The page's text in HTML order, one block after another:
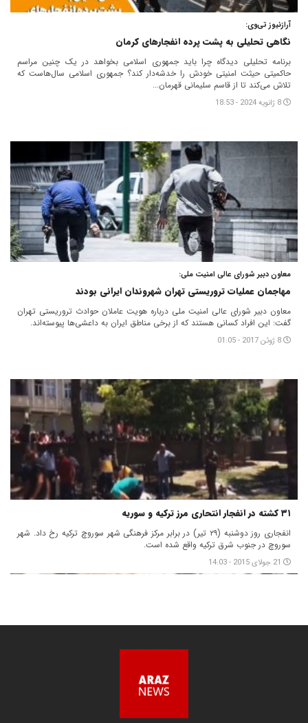
آرازنیوز تی‌وی:
نگاهی تحلیلی به پشت پرده انفجارهای کرمان
برنامه تحلیلی دیدگاه چرا باید جمهوری اسلامی بخواهد در یک چنین مراسم
حاکمیتی حیثت امنیتی خودش را خدشه‌دار کند؟ جمهوری اسلامی سال‌هاست که
تلاش می‌کند تا از قاسم سلیمانی قهرمان...
8 ژانویه 2024 - 18:53
معاون دبیر شورای عالی امنیت ملی:
مهاجمان عملیات تروریستی تهران شهروندان ایرانی بودند
معاون دبیر شورای عالی امنیت ملی درباره هویت عاملان حوادث تروریستی تهران
گفت: این افراد کسانی هستند که از برخی مناطق ایران به داعشی‌ها پیوسته‌اند.
8 ژوئن 2017 - 01:05
۳۱ کشته در انفجار انتحاری مرز ترکیه و سوریه
انفجاری روز دوشنبه (۲۹ تیر) در برابر مرکز فرهنگی شهر سوروچ ترکیه رخ داد. شهر
سوروچ در جنوب شرق ترکیه واقع شده است.
21 جولای 2015 - 14:03